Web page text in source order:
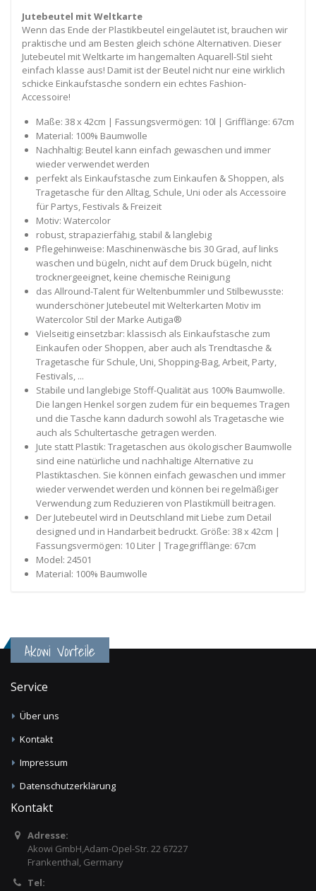
Jutebeutel mit Weltkarte
Wenn das Ende der Plastikbeutel eingeläutet ist, brauchen wir
praktische und am Besten gleich schöne Alternativen. Dieser
Jutebeutel mit Weltkarte im hangemalten Aquarell-Stil sieht
einfach klasse aus! Damit ist der Beutel nicht nur eine wirklich
schicke Einkaufstasche sondern ein echtes Fashion-
Accessoire!
Maße: 38 x 42cm | Fassungsvermögen: 10l | Grifflänge: 67cm
Material: 100% Baumwolle
Nachhaltig: Beutel kann einfach gewaschen und immer
wieder verwendet werden
perfekt als Einkaufstasche zum Einkaufen & Shoppen, als
Tragetasche für den Alltag, Schule, Uni oder als Accessoire
für Partys, Festivals & Freizeit
Motiv: Watercolor
robust, strapazierfähig, stabil & langlebig
Pflegehinweise: Maschinenwäsche bis 30 Grad, auf links
waschen und bügeln, nicht auf dem Druck bügeln, nicht
trocknergeeignet, keine chemische Reinigung
das Allround-Talent für Weltenbummler und Stilbewusste:
wunderschöner Jutebeutel mit Welterkarten Motiv im
Watercolor Stil der Marke Autiga®
Vielseitig einsetzbar: klassisch als Einkaufstasche zum
Einkaufen oder Shoppen, aber auch als Trendtasche &
Tragetasche für Schule, Uni, Shopping-Bag, Arbeit, Party,
Festivals, ...
Stabile und langlebige Stoff-Qualität aus 100% Baumwolle.
Die langen Henkel sorgen zudem für ein bequemes Tragen
und die Tasche kann dadurch sowohl als Tragetasche wie
auch als Schultertasche getragen werden.
Jute statt Plastik: Tragetaschen aus ökologischer Baumwolle
sind eine natürliche und nachhaltige Alternative zu
Plastiktaschen. Sie können einfach gewaschen und immer
wieder verwendet werden und können bei regelmäßiger
Verwendung zum Reduzieren von Plastikmüll beitragen.
Der Jutebeutel wird in Deutschland mit Liebe zum Detail
designed und in Handarbeit bedruckt. Größe: 38 x 42cm |
Fassungsvermögen: 10 Liter | Tragegrifflänge: 67cm
Model: 24501
Material: 100% Baumwolle
Akowi Vorteile
Service
Über uns
Kontakt
Impressum
Datenschutzerklärung
Kontakt
Adresse:
Akowi GmbH,Adam-Opel-Str. 22 67227
Frankenthal, Germany
Tel: